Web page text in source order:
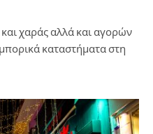
και χαράς αλλά και αγορών
καταστήματα στη